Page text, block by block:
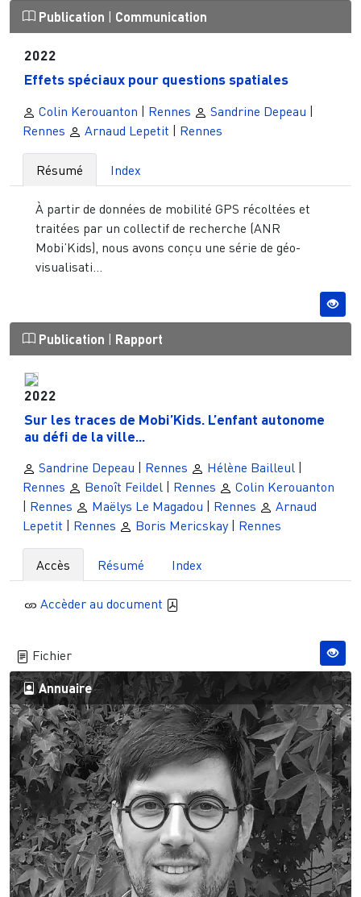
Publication | Communication
2022
Effets spéciaux pour questions spatiales
Colin Kerouanton | Rennes Sandrine Depeau |
Rennes
Arnaud Lepetit | Rennes
Résumé Index
À partir de données de mobilité GPS récoltées et
traitées par un collectif de recherche (ANR
Mobi’Kids), nous avons conçu une série de géo-
visualisati...
Publication | Rapport
2022
Sur les traces de Mobi’Kids. L’enfant autonome
au défi de la ville...
Sandrine Depeau Rennes Hélène Bailleul
Rennes
Benoît Feildel Rennes
Colin Kerouanton
Rennes Maëlys Le Magadou Rennes
Arnaud
Lepetit
Rennes Boris Mericskay Rennes
Accès Résumé Index
Accèder au document
Fichier
Annuaire